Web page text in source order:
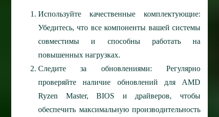
Используйте качественные комплектующие:
Убедитесь, что все компоненты вашей системы
совместимы и способны работать на
повышенных нагрузках.
Следите за обновлениями: Регулярно
проверяйте наличие обновлений для AMD
Ryzen Master, BIOS и драйверов, чтобы
обеспечить максимальную производительность